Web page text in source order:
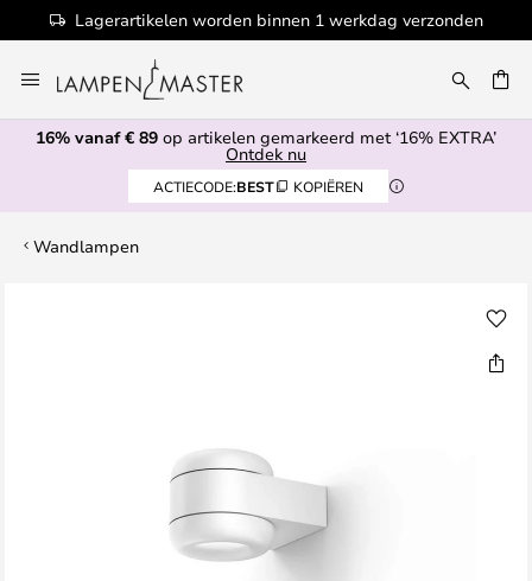
Lagerartikelen worden binnen 1 werkdag verzonden
naar
de
inhoud
16% vanaf € 89 op artikelen gemarkeerd met ‘16% EXTRA’
Ontdek nu
ACTIECODE:BEST KOPIËREN
Wandlampen